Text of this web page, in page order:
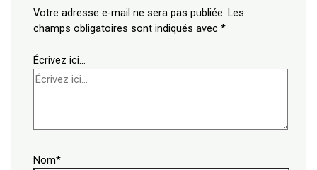
Votre adresse e-mail ne sera pas publiée. Les
champs obligatoires sont indiqués avec*
Écrivez ici…
Nom*